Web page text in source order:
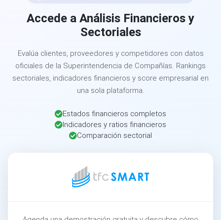
Accede a Análisis Financieros y
Sectoriales
Evalúa clientes, proveedores y competidores con datos
oficiales de la Superintendencia de Compañías. Rankings
sectoriales, indicadores financieros y score empresarial en
una sola plataforma.
Estados financieros completos
Indicadores y ratios financieros
Comparación sectorial